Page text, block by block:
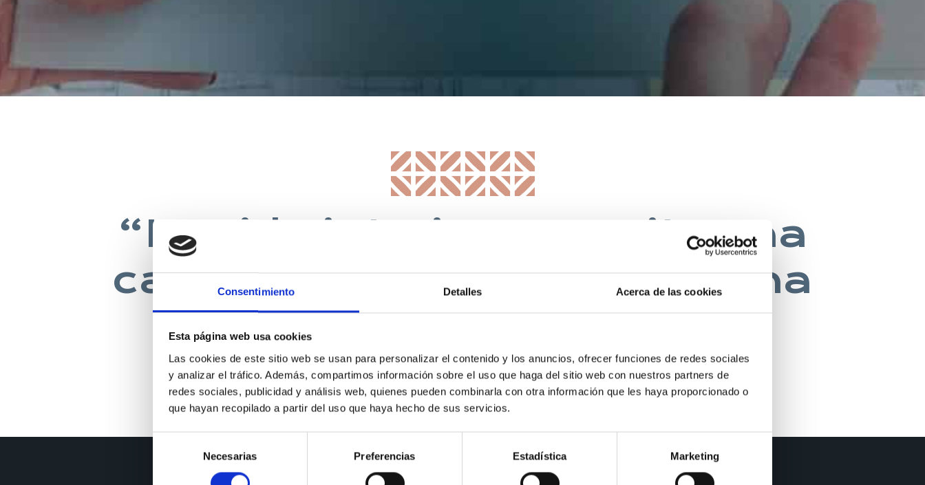
Consentimiento Detalles Acerca de las cookies
Esta página web usa cookies
Las cookies de este sitio web se usan para personalizar el contenido y los anuncios, ofrecer funciones de redes sociales
y analizar el tráfico. Además, compartimos información sobre el uso que haga del sitio web con nuestros partners de
redes sociales, publicidad y análisis web, quienes pueden combinarla con otra información que les haya proporcionado o
que hayan recopilado a partir del uso que haya hecho de sus servicios.
Selección
consentimiento
Necesarias Preferencias Estadística Marketing
* Suscribiéndote aceptas nuestra política de privacidad
“La vida interior necesita una
casa confortable y una buena
cocina”
DAVID HERBERT LAWRENCE, 1930, ESCRITOR INGLES